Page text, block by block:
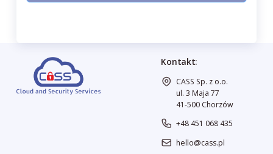
Kontakt:
CASS Sp. z o.o.
ul. 3 Maja 77
41-500 Chorzów
+48 451 068 435
hello@cass.pl